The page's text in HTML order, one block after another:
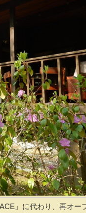
」に代わり、再オー